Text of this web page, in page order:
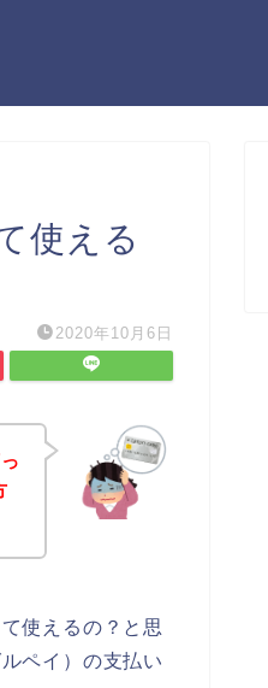
使える
2020年10月6日
使えるの？と思
ペイ）の支払い